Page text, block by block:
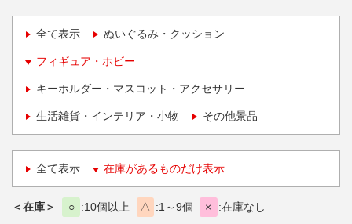
全て表示 ぬいぐるみ・クッション
フィギュア・ホビー
キーホルダー・マスコット・アクセサリー
生活雑貨・インテリア・小物 その他景品
全て表示 在庫があるものだけ表示
＜在庫＞ ○ 10個以上 △ 1～9個 × 在庫なし